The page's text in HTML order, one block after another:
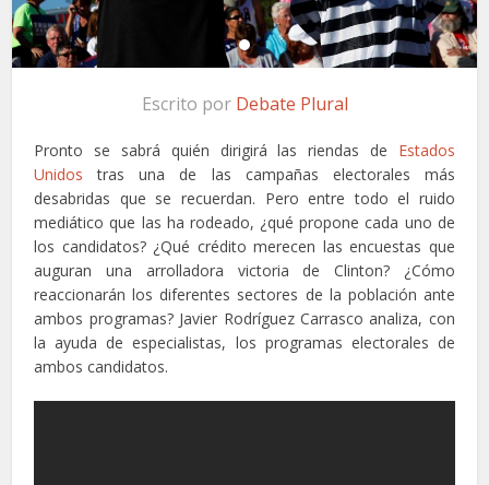
Escrito por Debate Plural
Pronto se sabrá quién dirigirá las riendas de Estados
Unidos tras una de las campañas electorales más
desabridas que se recuerdan. Pero entre todo el ruido
mediático que las ha rodeado, ¿qué propone cada uno de
los candidatos? ¿Qué crédito merecen las encuestas que
auguran una arrolladora victoria de Clinton? ¿Cómo
reaccionarán los diferentes sectores de la población ante
ambos programas? Javier Rodríguez Carrasco analiza, con
la ayuda de especialistas, los programas electorales de
ambos candidatos.